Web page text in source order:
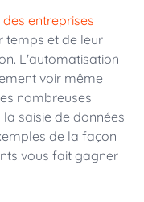
des entreprises
temps et de leur
L'automatisation
voir même
nombreuses
saisie de données
de la façon
vous fait gagner